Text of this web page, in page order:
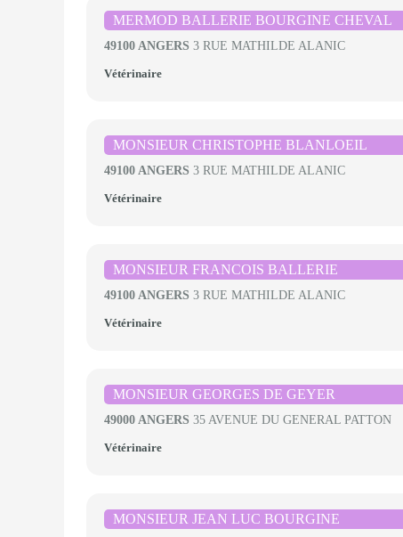
MERMOD BALLERIE BOURGINE CHEVAL
49100 ANGERS 3 RUE MATHILDE ALANIC
Vétérinaire
MONSIEUR CHRISTOPHE BLANLOEIL
49100 ANGERS 3 RUE MATHILDE ALANIC
Vétérinaire
MONSIEUR FRANCOIS BALLERIE
49100 ANGERS 3 RUE MATHILDE ALANIC
Vétérinaire
MONSIEUR GEORGES DE GEYER
49000 ANGERS 35 AVENUE DU GENERAL PATTON
Vétérinaire
MONSIEUR JEAN LUC BOURGINE